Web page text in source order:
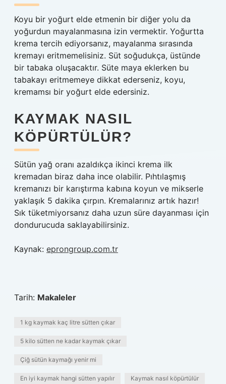
Koyu bir yoğurt elde etmenin bir diğer yolu da
yoğurdun mayalanmasına izin vermektir. Yoğurtta
krema tercih ediyorsanız, mayalanma sırasında
kremayı eritmemelisiniz. Süt soğudukça, üstünde
bir tabaka oluşacaktır. Süte maya eklerken bu
tabakayı eritmemeye dikkat ederseniz, koyu,
kremamsı bir yoğurt elde edersiniz.
KAYMAK NASIL
KÖPÜRTÜLÜR?
Sütün yağ oranı azaldıkça ikinci krema ilk
kremadan biraz daha ince olabilir. Pıhtılaşmış
kremanızı bir karıştırma kabına koyun ve mikserle
yaklaşık 5 dakika çırpın. Kremalarınız artık hazır!
Sık tüketmiyorsanız daha uzun süre dayanması için
dondurucuda saklayabilirsiniz.
Kaynak: eprongroup.com.tr
Tarih: Makaleler
1 kg kaymak kaç litre sütten çıkar
5 kilo sütten ne kadar kaymak çıkar
Çiğ sütün kaymağı yenir mi
En iyi kaymak hangi sütten yapılır Kaymak nasıl köpürtülür